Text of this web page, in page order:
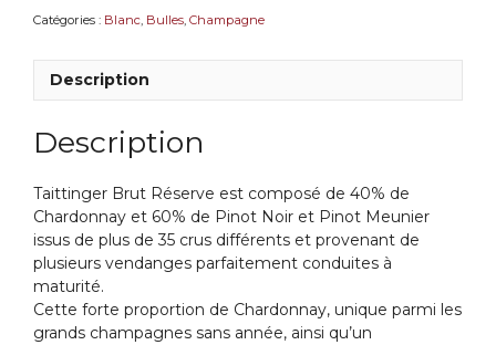
Catégories : Blanc Bulles Champagne
Description
Description
Taittinger Brut Réserve est composé de 40% de
Chardonnay et 60% de Pinot Noir et Pinot Meunier
issus de plus de 35 crus différents et provenant de
plusieurs vendanges parfaitement conduites à
maturité.
Cette forte proportion de Chardonnay, unique parmi les
grands champagnes sans année, ainsi qu’un